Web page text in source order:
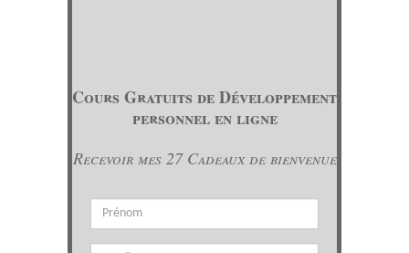
Cours Gratuits de Développement
personnel en ligne
Recevoir mes 27 Cadeaux de bienvenue